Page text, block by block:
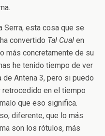
Serra, esta cosa que se
convertido Tal Cual en
más concretamente de su
he tenido tiempo de ver
Antena 3, pero si puedo
retrocedido en el tiempo
que eso significa.
diferente, que lo más
son los rótulos, más